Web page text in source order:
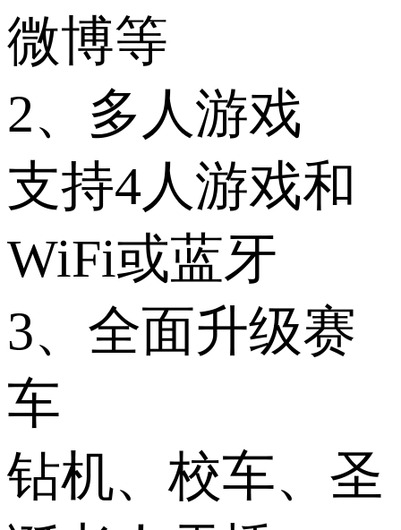
微博等
2、多人游戏
支持4人游戏和
WiFi或蓝牙
3、全面升级赛
车
钻机、校车、圣